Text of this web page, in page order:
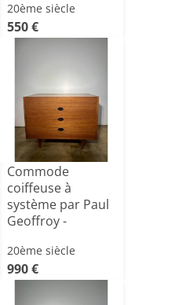
20ème siècle
550 €
Commode
coiffeuse à
système par Paul
Geoffroy -
anné[...]
20ème siècle
990 €